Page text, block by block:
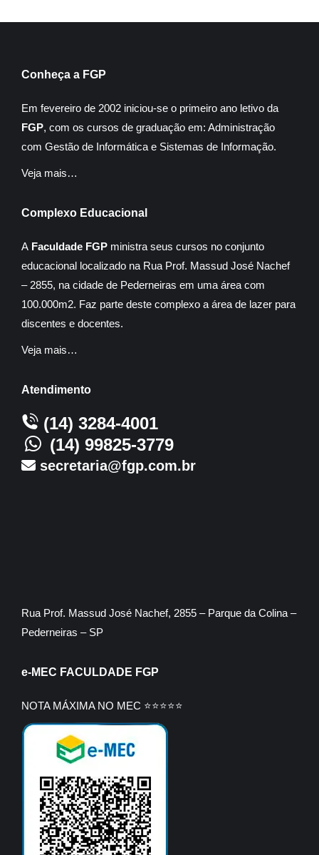
Conheça a FGP
Em fevereiro de 2002 iniciou-se o primeiro ano letivo da
FGP, com os cursos de graduação em: Administração
com Gestão de Informática e Sistemas de Informação.
Veja mais…
Complexo Educacional
A Faculdade FGP ministra seus cursos no conjunto
educacional localizado na Rua Prof. Massud José Nachef
– 2855, na cidade de Pederneiras em uma área com
100.000m2. Faz parte deste complexo a área de lazer para
discentes e docentes.
Veja mais…
Atendimento
(14) 3284-4001
(14) 99825-3779
secretaria@fgp.com.br
Rua Prof. Massud José Nachef, 2855 – Parque da Colina –
Pederneiras – SP
e-MEC FACULDADE FGP
NOTA MÁXIMA NO MEC ⭐⭐⭐⭐⭐